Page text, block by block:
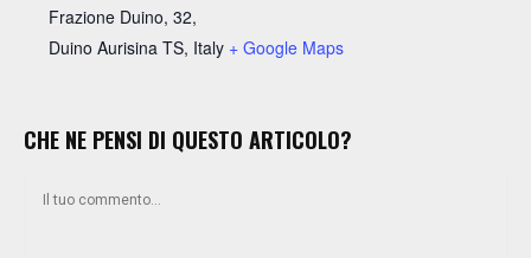
Frazione Duino, 32,
Duino Aurisina TS, Italy + Google Maps
CHE NE PENSI DI QUESTO ARTICOLO?